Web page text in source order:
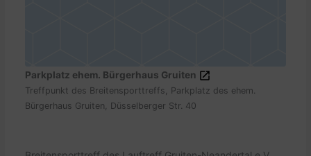
Parkplatz ehem. Bürgerhaus Gruiten
Treffpunkt des Breitensporttreffs, Parkplatz des ehem.
Bürgerhaus Gruiten, Düsselberger Str. 40